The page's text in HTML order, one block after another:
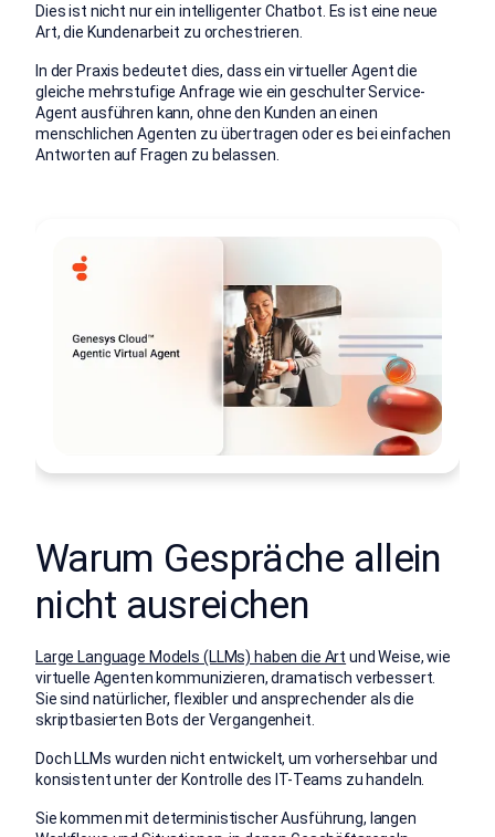
Dies ist nicht nur ein intelligenter Chatbot. Es ist eine neue
Art, die Kundenarbeit zu orchestrieren.
In der Praxis bedeutet dies, dass ein virtueller Agent die
gleiche mehrstufige Anfrage wie ein geschulter Service-
Agent ausführen kann, ohne den Kunden an einen
menschlichen Agenten zu übertragen oder es bei einfachen
Antworten auf Fragen zu belassen.
Warum Gespräche allein
nicht ausreichen
Large Language Models (LLMs) haben die Art und Weise, wie
virtuelle Agenten kommunizieren, dramatisch verbessert.
Sie sind natürlicher, flexibler und ansprechender als die
skriptbasierten Bots der Vergangenheit.
Doch LLMs wurden nicht entwickelt, um vorhersehbar und
konsistent unter der Kontrolle des IT-Teams zu handeln.
Sie kommen mit deterministischer Ausführung, langen